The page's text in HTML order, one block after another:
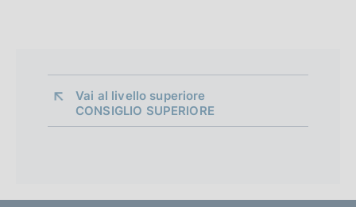
Vai al livello superiore
CONSIGLIO SUPERIORE